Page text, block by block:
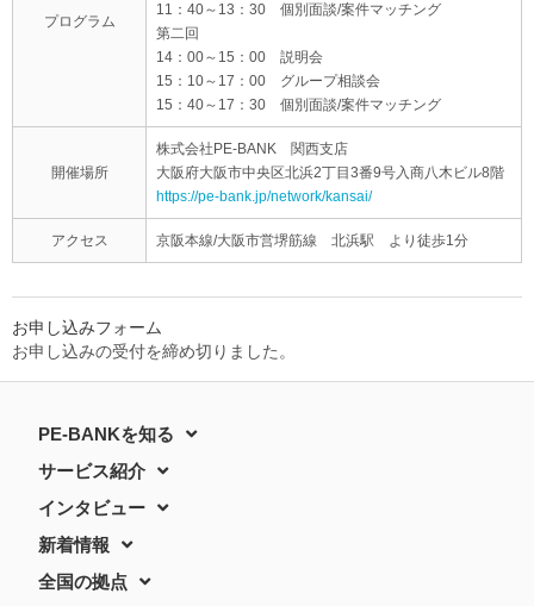
プログラム
11：40～13：30 個別面談/案件マッチング
第二回
14：00～15：00 説明会
15：10～17：00 グループ相談会
15：40～17：30 個別面談/案件マッチング
開催場所
株式会社PE-BANK 関西支店
大阪府大阪市中央区北浜2丁目3番9号入商八木ビル8階
https://pe-bank.jp/network/kansai/
アクセス 京阪本線/大阪市営堺筋線 北浜駅 より徒歩1分
お申し込みフォーム
お申し込みの受付を締め切りました。
PE-BANKを知る
サービス紹介
インタビュー
新着情報
全国の拠点